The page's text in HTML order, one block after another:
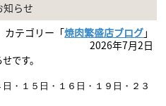
らせ
カテゴリー「焼肉繁盛店ブログ」
2026年7月2日
です。
日・１５日・１６日・１９ 日・２３